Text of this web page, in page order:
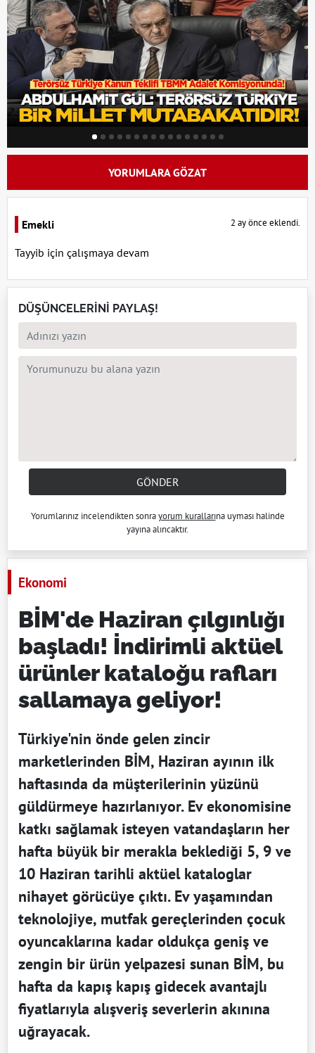
YORUMLARA GÖZAT
Emekli 2 ay önce eklendi.
Tayyib için çalışmaya devam
DÜŞÜNCELERİNİ PAYLAŞ!
GÖNDER
Yorumlarınız incelendikten sonrayorum kurallarına uyması halinde
yayına alıncaktır.
Ekonomi
BİM'de Haziran çılgınlığı
başladı! İndirimli aktüel
ürünler kataloğu rafları
sallamaya geliyor!
Türkiye'nin önde gelen zincir
marketlerinden BİM, Haziran ayının ilk
haftasında da müşterilerinin yüzünü
güldürmeye hazırlanıyor. Ev ekonomisine
katkı sağlamak isteyen vatandaşların her
hafta büyük bir merakla beklediği 5, 9 ve
10 Haziran tarihli aktüel kataloglar
nihayet görücüye çıktı. Ev yaşamından
teknolojiye, mutfak gereçlerinden çocuk
oyuncaklarına kadar oldukça geniş ve
zengin bir ürün yelpazesi sunan BİM, bu
hafta da kapış kapış gidecek avantajlı
fiyatlarıyla alışveriş severlerin akınına
uğrayacak.